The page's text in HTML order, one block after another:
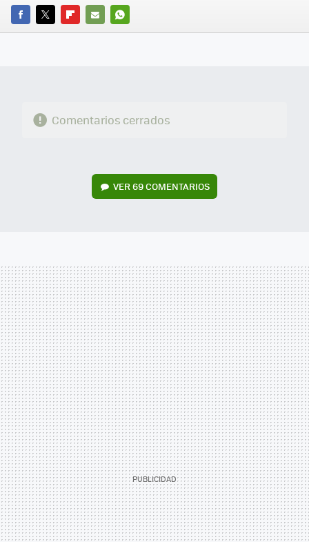
FACEBOOK
TWITTERFLIPBOARD
E-
WHATSAPP
Comentarios cerrados
VER 69 COMENTARIOS